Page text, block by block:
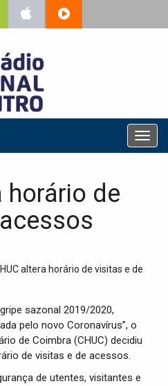
T
o
i
horário de
sazonal 2019/2020,
pelo novo Coronavírus”, o
de Coimbra (CHUC) decidiu
de visitas e de acessos.
de utentes, visitantes e